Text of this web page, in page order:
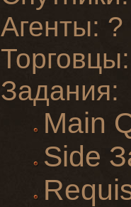
Агенты: ?
Задания:
Main
Side